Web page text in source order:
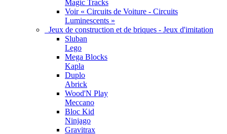
Magic Tracks
Voir « Circuits de Voiture - Circuits
Luminescents »
Jeux de construction et de briques - Jeux d'imitation
Sluban
Lego
Mega Blocks
Kapla
Duplo
Abrick
Wood'N Play
Meccano
Bloc Kid
Ninjago
Gravitrax